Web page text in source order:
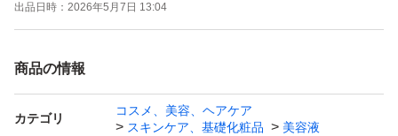
出品日時： 2026年5月7日 13:04
商品の情報
カテゴリ
コスメ、美容、ヘアケア
スキンケア、基礎化粧品
美容液